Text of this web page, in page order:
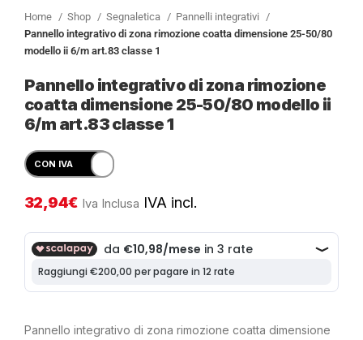
Home Shop Segnaletica
Pannelli integrativi
Pannello integrativo di zona rimozione coatta dimensione 25-50/80
modello ii 6/m art.83 classe 1
Pannello integrativo di zona rimozione
coatta dimensione 25-50/80 modello ii
6/m art.83 classe 1
32,94€ Iva Inclusa IVA incl.
Pannello integrativo di zona rimozione coatta dimensione